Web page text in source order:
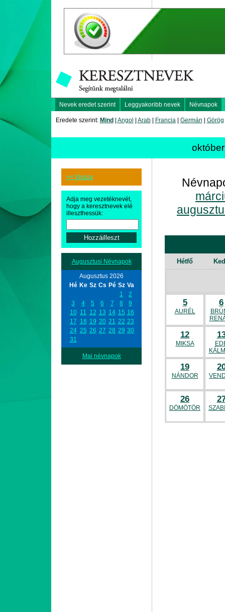
Nevek eredet szerint Leggyakoribb nevek Névnapok
Eredete szerint: Mind Angol Arab| Francia| Germán Görög
<< Vissza
Adja meg vezetéknevét,
hogy a keresztnevek elé
illeszthessük:
Augusztusi Névnapok
Augusztus 2026
Hé Ke Sz Cs Pé Sz Va
1
2
3
4 5 6 7 8
9
10 11 12 13 14 15 16
17 18 19 20 21 22 23
24 25 26 27 28 29 30
31
Mai névnapok
Hétfő
5
AURÉL
6
12
MIKSA
19
NÁNDOR
26
DÖMÖTÖR